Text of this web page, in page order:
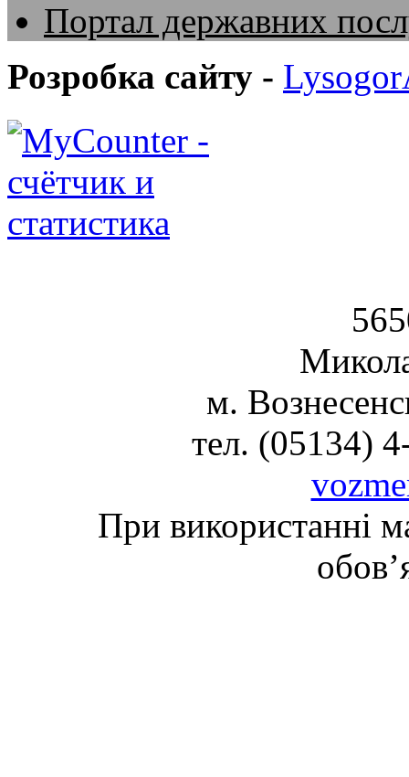
Портал державних
Розробка сайту -
м.
тел. (05134)
При використанні